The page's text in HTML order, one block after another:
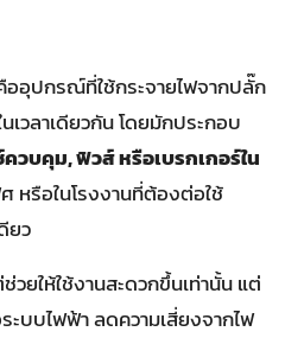
ออุปกรณ์ที่ใช้กระจายไฟจากปลั๊ก
วลาเดียวกัน โดยมักประกอบ
วบคุม, ฟิวส์ หรือเบรกเกอร์ใน
หรือในโรงงานที่ต้องต่อใช้
ยว
ยให้ใช้งานสะดวกขึ้นเท่านั้น แต่
บบไฟฟ้า ลดความเสี่ยงจากไฟ